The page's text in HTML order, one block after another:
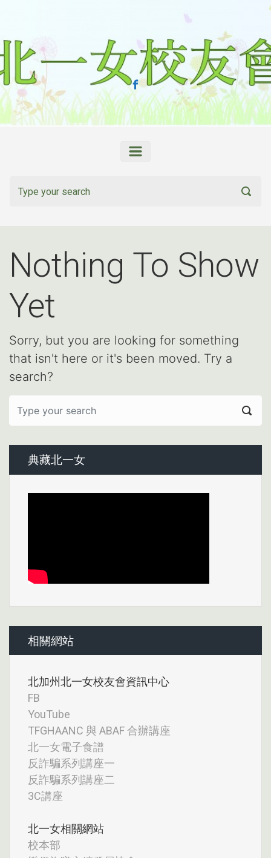
Nothing To Show
Yet
Sorry, but you are looking for something
that isn't here or it's been moved. Try a
search?
典藏北一女
相關網站
北加州北一女校友會資訊中心
FB
YouTube
TFGHAANC 與 ABAF 合辦講座
北一女電子食譜
反詐騙系列講座一
反詐騙系列講座二
3C講座
北一女相關網站
校本部